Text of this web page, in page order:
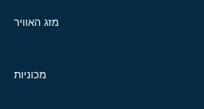
מזג האוויר
מכוניות